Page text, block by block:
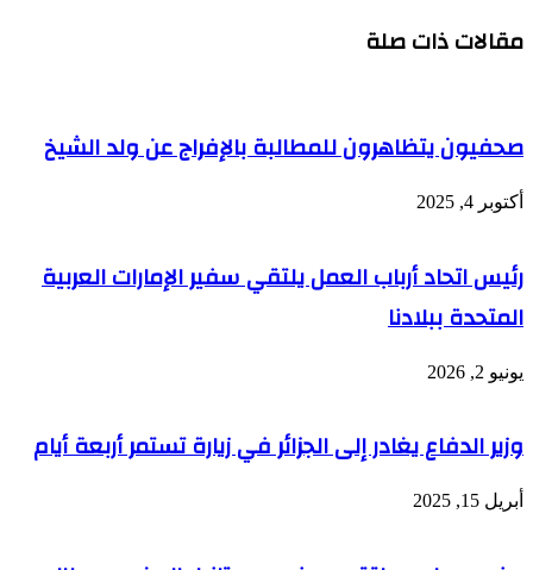
مقالات ذات صلة
صحفيون يتظاهرون للمطالبة بالإفراج عن ولد الشيخ
أكتوبر 4, 2025
رئيس اتحاد أرباب العمل يلتقي سفير الإمارات العربية
المتحدة ببلادنا
يونيو 2, 2026
وزير الدفاع يغادر إلى الجزائر في زيارة تستمر أربعة أيام
أبريل 15, 2025